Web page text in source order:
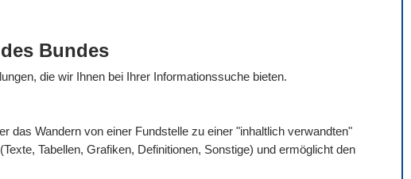
Bundes
die wir Ihnen bei Ihrer Informationssuche bieten.
das Wandern von einer Fundstelle zu einer "inhaltlich verwandten"
Tabellen, Grafiken, Definitionen, Sonstige) und ermöglicht den